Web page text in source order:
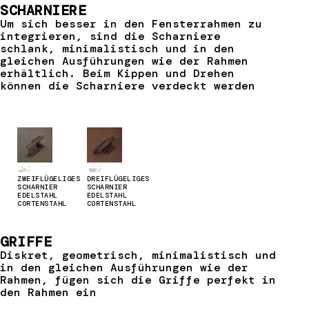
SCHARNIERE
Um sich besser in den Fensterrahmen zu
integrieren, sind die Scharniere
schlank, minimalistisch und in den
gleichen Ausführungen wie der Rahmen
erhältlich. Beim Kippen und Drehen
können die Scharniere verdeckt werden
ZWEIFLÜGELIGES
SCHARNIER
EDELSTAHL
CORTENSTAHL
DREIFLÜGELIGES
SCHARNIER
EDELSTAHL
CORTENSTAHL
GRIFFE
Diskret, geometrisch, minimalistisch und
in den gleichen Ausführungen wie der
Rahmen, fügen sich die Griffe perfekt in
den Rahmen ein